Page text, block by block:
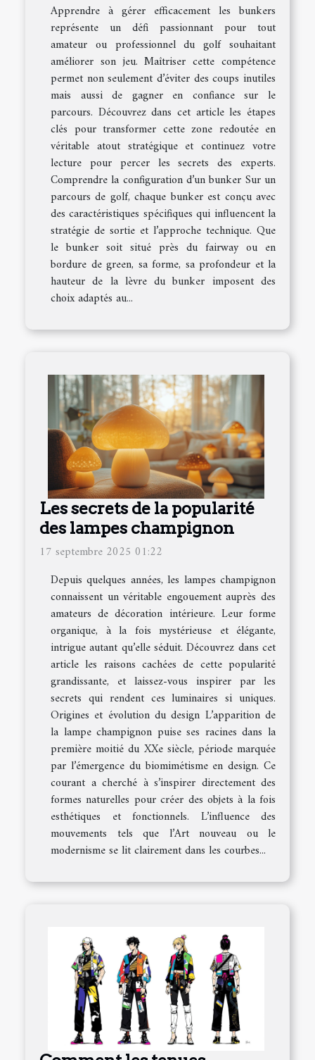
Apprendre à gérer efficacement les bunkers
représente un défi passionnant pour tout
amateur ou professionnel du golf souhaitant
améliorer son jeu. Maîtriser cette compétence
permet non seulement d’éviter des coups inutiles
mais aussi de gagner en confiance sur le
parcours. Découvrez dans cet article les étapes
clés pour transformer cette zone redoutée en
véritable atout stratégique et continuez votre
lecture pour percer les secrets des experts.
Comprendre la configuration d’un bunker Sur un
parcours de golf, chaque bunker est conçu avec
des caractéristiques spécifiques qui influencent la
stratégie de sortie et l’approche technique. Que
le bunker soit situé près du fairway ou en
bordure de green, sa forme, sa profondeur et la
hauteur de la lèvre du bunker imposent des
choix adaptés au...
Les secrets de la popularité
des lampes champignon
17 septembre 2025 01:22
Depuis quelques années, les lampes champignon
connaissent un véritable engouement auprès des
amateurs de décoration intérieure. Leur forme
organique, à la fois mystérieuse et élégante,
intrigue autant qu’elle séduit. Découvrez dans cet
article les raisons cachées de cette popularité
grandissante, et laissez-vous inspirer par les
secrets qui rendent ces luminaires si uniques.
Origines et évolution du design L’apparition de
la lampe champignon puise ses racines dans la
première moitié du XXe siècle, période marquée
par l’émergence du biomimétisme en design. Ce
courant a cherché à s’inspirer directement des
formes naturelles pour créer des objets à la fois
esthétiques et fonctionnels. L’influence des
mouvements tels que l’Art nouveau ou le
modernisme se lit clairement dans les courbes...